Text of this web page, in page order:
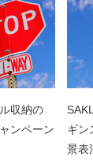
収納の
ンペーン
ギン
景表